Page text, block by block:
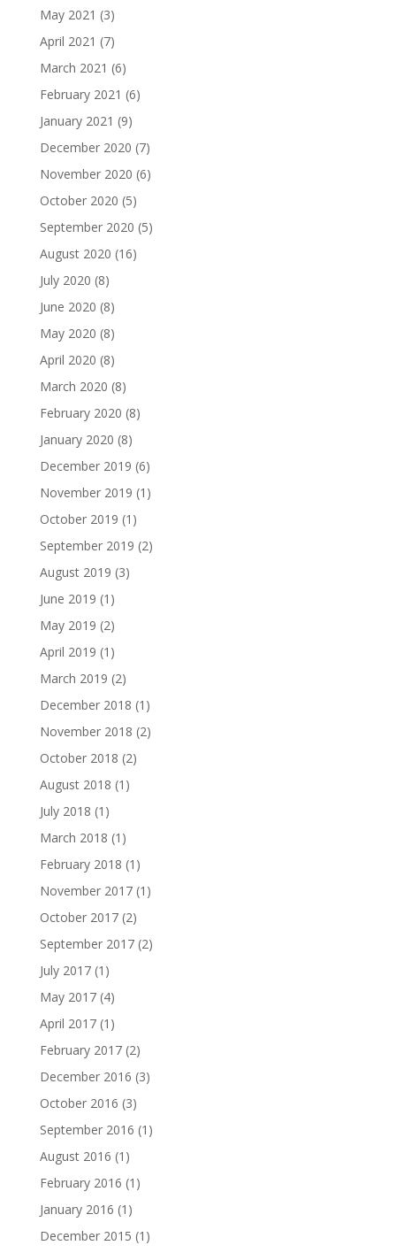
May 2021 (3)
April 2021 (7)
March 2021 (6)
February 2021 (6)
January 2021 (9)
December 2020 (7)
November 2020 (6)
October 2020 (5)
September 2020 (5)
August 2020 (16)
July 2020 (8)
June 2020 (8)
May 2020 (8)
April 2020 (8)
March 2020 (8)
February 2020 (8)
January 2020 (8)
December 2019 (6)
November 2019 (1)
October 2019 (1)
September 2019 (2)
August 2019 (3)
June 2019 (1)
May 2019 (2)
April 2019 (1)
March 2019 (2)
December 2018 (1)
November 2018 (2)
October 2018 (2)
August 2018 (1)
July 2018 (1)
March 2018 (1)
February 2018 (1)
November 2017(1)
October 2017(2)
September 2017(2)
July 2017(1)
May 2017(4)
April 2017(1)
February 2017(2)
December 2016 (3)
October 2016 (3)
September 2016 (1)
August 2016 (1)
February 2016 (1)
January 2016 (1)
December 2015 (1)Facebook